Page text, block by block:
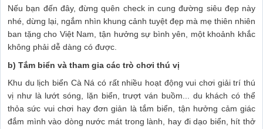
Nếu bạn đến đây, đừng quên check in cung đường siêu đẹp này
nhé, dừng lại, ngắm nhìn khung cảnh tuyệt đẹp mà mẹ thiên nhiên
ban tặng cho Việt Nam, tận hưởng sự bình yên, một khoảnh khắc
không phải dễ dàng có được.
b) Tắm biển và tham gia các trò chơi thú vị
Khu du lịch biển Cà Ná có rất nhiều hoạt động vui chơi giải trí thú
vị như là lướt sóng, lặn biển, trượt ván buồm... du khách có thể
thỏa sức vui chơi hay đơn giản là tắm biển, tận hưởng cảm giác
đắm mình vào dòng nước mát trong lành, hay đi dạo biển, hít thở